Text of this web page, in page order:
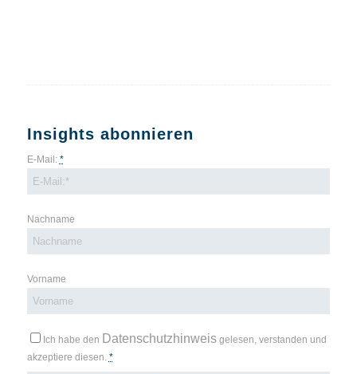
Insights abonnieren
E-Mail: *
Nachname
Vorname
Ich habe den Datenschutzhinweisgelesen, verstanden und
akzeptiere diesen. *